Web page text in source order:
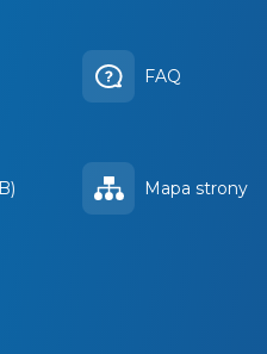
FAQ
Mapa strony